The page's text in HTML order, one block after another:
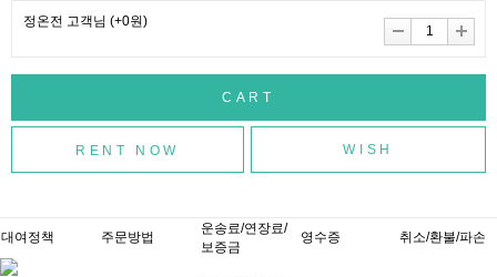
정온전 고객님 (+0원)
WISH
대여정책 주문방법
운송료/연장료/
보증금
영수증 취소/환불/파손